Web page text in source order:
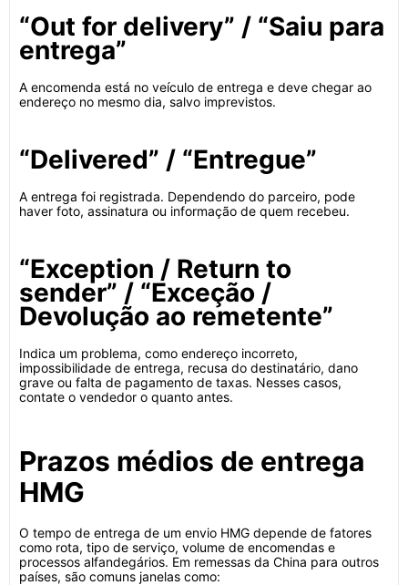
“Out for delivery” / “Saiu para
entrega”
A encomenda está no veículo de entrega e deve chegar ao
endereço no mesmo dia, salvo imprevistos.
“Delivered” / “Entregue”
A entrega foi registrada. Dependendo do parceiro, pode
haver foto, assinatura ou informação de quem recebeu.
“Exception / Return to
sender” / “Exceção /
Devolução ao remetente”
Indica um problema, como endereço incorreto,
impossibilidade de entrega, recusa do destinatário, dano
grave ou falta de pagamento de taxas. Nesses casos,
contate o vendedor o quanto antes.
Prazos médios de entrega
HMG
O tempo de entrega de um envio HMG depende de fatores
como rota, tipo de serviço, volume de encomendas e
processos alfandegários. Em remessas da China para outros
países, são comuns janelas como: